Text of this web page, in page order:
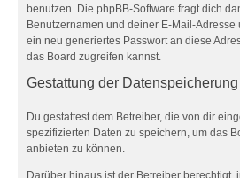
benutzen. Die phpBB-Software fragt dich
Benutzernamen und deiner E-Mail-
ein neu generiertes Passwort an diese
das Board zugreifen kannst.
Gestattung der Datenspeicherung
Du gestattest dem Betreiber, die von dir
spezifizierten Daten zu speichern, um das
anbieten zu können.
Darüber hinaus ist der Betreiber berechtigt,